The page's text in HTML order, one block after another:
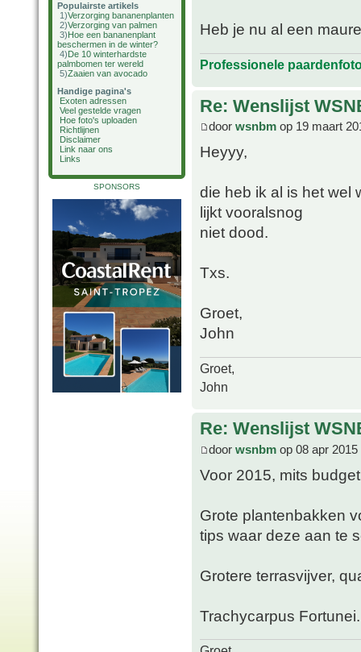
Populairste artikels
1)Verzorging bananenplanten
2)Verzorging van palmen
3)Hoe een bananenplant
beschermen in de winter?
4)De 10 winterhardste
palmbomen ter wereld
5)Zaaien van avocado
Handige pagina's
Exoten adressen
Veel gestelde vragen
Hoe foto's uploaden
Richtlijnen
Disclaimer
Link naar ons
Links
SPONSORS
Heb je nu al een
Professionele
Re: Wenslijst
door wsnbm op 19 maart
Heyyy,
die heb ik al is het wel
lijkt vooralsnog
niet dood.
Txs.
Groet,
John
Groet,
John
Re: Wenslijst
door wsnbm op 08 apr 2015
Voor 2015, mits
Grote plantenbakken
tips waar deze aan te
Grotere terrasvijver,
Trachycarpus